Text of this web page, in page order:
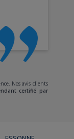
Nos avis clients
certifié par